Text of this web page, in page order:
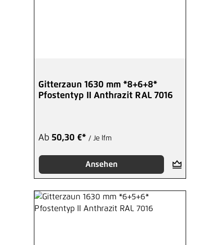
Gitterzaun 1630 mm *8+6+8*
Pfostentyp II Anthrazit RAL 7016
Ab 50,30 €* / Je lfm
Ansehen